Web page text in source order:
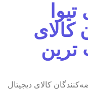
کالای
ترین
کالای دیجیتال